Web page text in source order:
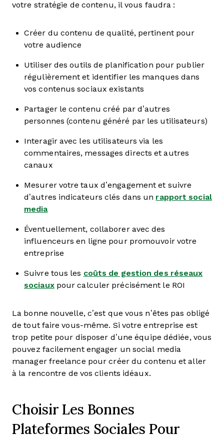
votre stratégie de contenu, il vous faudra :
Créer du contenu de qualité, pertinent pour
votre audience
Utiliser des outils de planification pour publier
régulièrement et identifier les manques dans
vos contenus sociaux existants
Partager le contenu créé par d’autres
personnes (contenu généré par les utilisateurs)
Interagir avec les utilisateurs via les
commentaires, messages directs et autres
canaux
Mesurer votre taux d’engagement et suivre
d’autres indicateurs clés dans un rapport social
media
Éventuellement, collaborer avec des
influenceurs en ligne pour promouvoir votre
entreprise
Suivre tous les coûts de gestion des réseaux
sociauxpour calculer précisément le ROI
La bonne nouvelle, c’est que vous n’êtes pas obligé
de tout faire vous-même. Si votre entreprise est
trop petite pour disposer d’une équipe dédiée, vous
pouvez facilement engager un social media
manager freelance pour créer du contenu et aller
à la rencontre de vos clients idéaux.
Choisir Les Bonnes
Plateformes Sociales Pour